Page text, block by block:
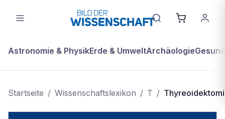
Astronomie & PhysikErde & UmweltArchäologie
Startseite / Wissenschaftslexikon / T /